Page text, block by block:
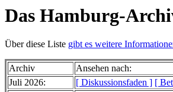
Das Hamburg-
Über diese Liste gibt es weitere
Archiv
Ansehen nach:
Juli 2026:
[ Diskussionsfaden ] [